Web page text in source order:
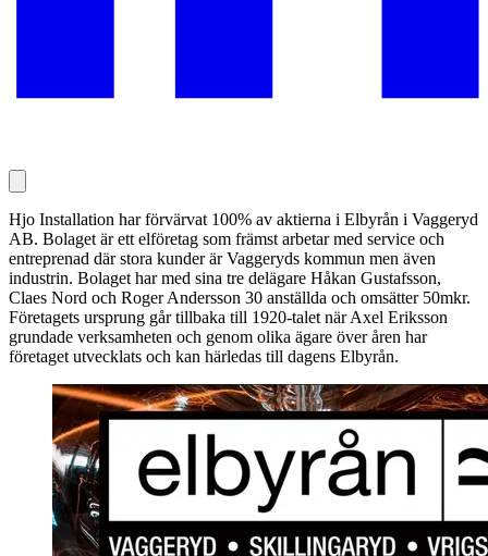
Hjo Installation har förvärvat 100% av aktierna i Elbyrån i Vaggeryd
AB. Bolaget är ett elföretag som främst arbetar med service och
entreprenad där stora kunder är Vaggeryds kommun men även
industrin. Bolaget har med sina tre delägare Håkan Gustafsson,
Claes Nord och Roger Andersson 30 anställda och omsätter 50mkr.
Företagets ursprung går tillbaka till 1920-talet när Axel Eriksson
grundade verksamheten och genom olika ägare över åren har
företaget utvecklats och kan härledas till dagens Elbyrån.